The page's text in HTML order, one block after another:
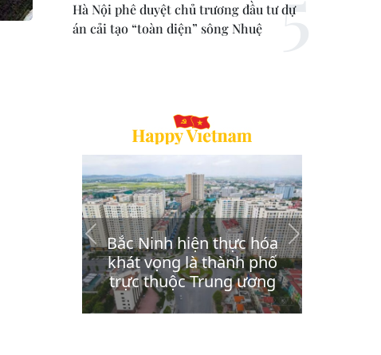
Hà Nội phê duyệt chủ trương đầu tư dự
án cải tạo “toàn diện” sông Nhuệ